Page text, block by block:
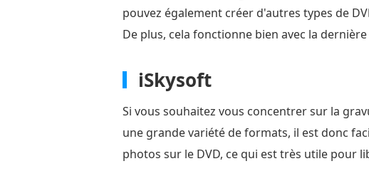
pouvez également créer d'autres types de
De plus, cela fonctionne bien avec la
iSkysoft
Si vous souhaitez vous concentrer sur la
une grande variété de formats, il est donc
photos sur le DVD, ce qui est très utile pour